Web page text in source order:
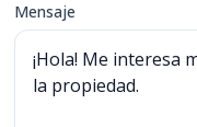
Mensaje